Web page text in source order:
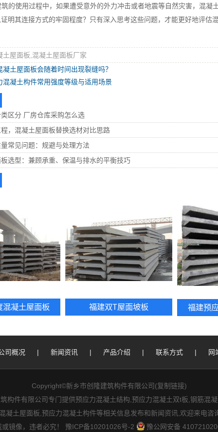
使用过程中，如果遭受意外的外力冲击或者地震等自然灾害，混凝
明其连接方式的牢固程度？只有深入思考这些问题，才能更好地评估
土屋面板,混凝土屋面板厂家
土屋面板会随着时间出现裂缝吗？
凝土构件常用强度等级与适用场景
区分 厂房仓库采购怎么选
，混凝土屋面板替换选材对比思路
常见问题：规避与处理方法
选型：兼顾承重、保温与排水的平衡技巧
混凝土屋面板 福建双T屋面坡板 福建预
司概况 | 新闻资讯 | 产品介绍 | 联系方式 | 网
Copyright©新乡市创隆建筑构件有限公司(复制链接)
构件有限公司专门提供预应力混凝土结构,预应力混凝土双t板,钢筋混
凝土屋面板,预应力混凝土构件等相关信息发布和新闻资讯,欢迎来电咨
镜像，违者必究！ 豫ICP备10201026号-2 豫公网安备